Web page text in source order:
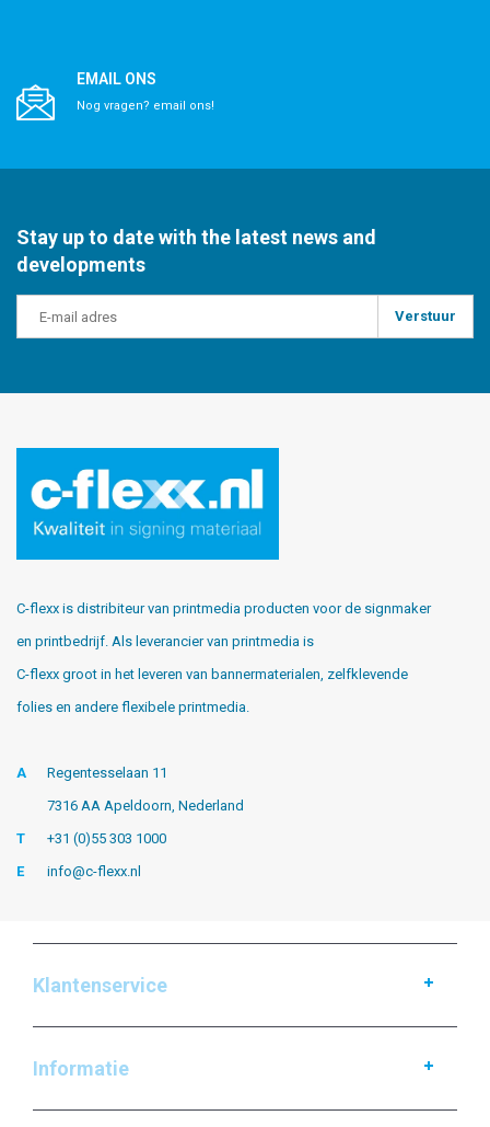
EMAIL ONS
Nog vragen? email ons!
Stay up to date with the latest news and
developments
Verstuur
C-flexx is distribiteur van printmedia producten voor de signmaker
en printbedrijf. Als leverancier van printmedia is
C-flexx groot in het leveren van bannermaterialen, zelfklevende
folies en andere flexibele printmedia.
A
Regentesselaan 11
7316 AA Apeldoorn, Nederland
T
+31 (0)55 303 1000
E
info@c-flexx.nl
Klantenservice
Informatie